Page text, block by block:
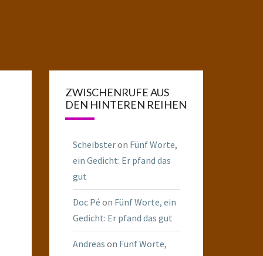
ZWISCHENRUFE AUS
DEN HINTEREN REIHEN
Scheibsteron Fünf Worte,
ein Gedicht: Er pfand das
gut
Doc Pé on Fünf Worte, ein
Gedicht: Er pfand das gut
Andreas on Fünf Worte,